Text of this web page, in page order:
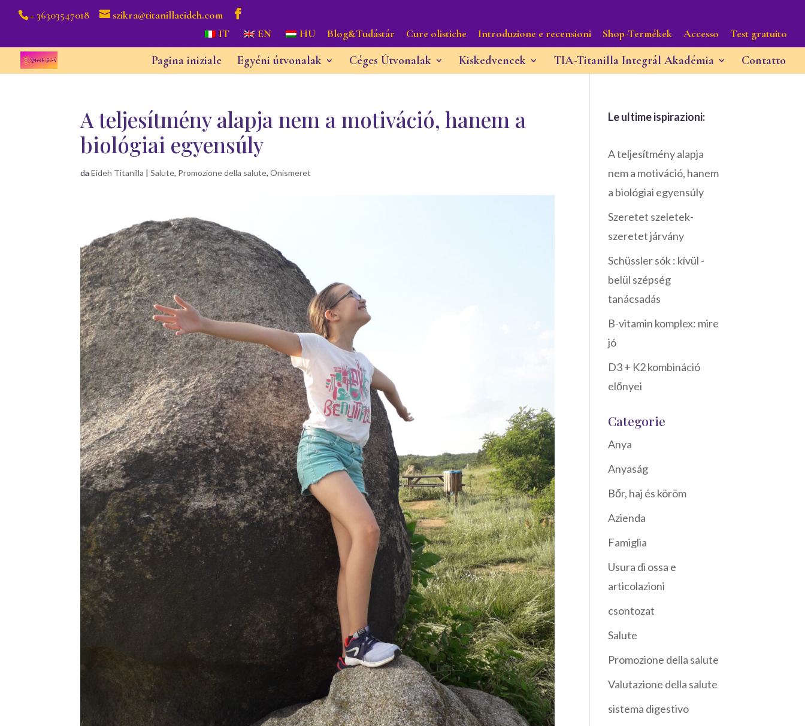
+ 36303547018
szikra@titanillaeideh.com
IT
EN HU Blog&Tudástár Cure olistiche Introduzione e recensioni Shop-Termékek Accesso Test gratuito
Pagina iniziale Egyéni útvonalak Céges Útvonalak Kiskedvencek TIA-Titanilla Integrál Akadémia Contatto
A teljesítmény alapja nem a motiváció, hanem a
biológiai egyensúly
daEideh Titanilla |Salute, Promozione della salute,Önismeret
Le ultime ispirazioni:
A teljesítmény alapja
nem a motiváció, hanem
a biológiai egyensúly
Szeretet szeletek-
szeretet járvány
Schüssler sók : kívül -
belül szépség
tanácsadás
B-vitamin komplex: mire
jó
D3 + K2 kombináció
előnyei
Categorie
Anya
Anyaság
Bőr, haj és köröm
Azienda
Famiglia
Usura di ossa e
articolazioni
csontozat
Salute
Promozione della salute
Valutazione della salute
sistema digestivo